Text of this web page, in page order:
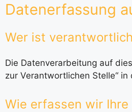
Datenerfassung
Wer ist
Die Datenverarbeitung auf
zur Verantwortlichen Stelle“
Wie erfassen wir Ihre